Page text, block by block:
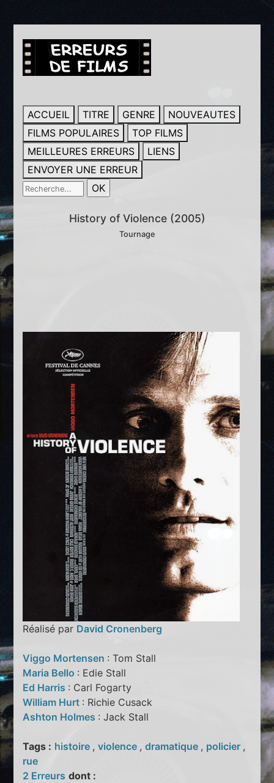
ACCUEIL TITRE GENRE
NOUVEAUTES
FILMS POPULAIRES
TOP FILMS
MEILLEURES ERREURS
LIENS
ENVOYER UNE ERREUR
History of Violence (2005)
Tournage
Réalisé par David Cronenberg
Viggo Mortensen : Tom Stall
Maria Bello : Edie Stall
Ed Harris : Carl Fogarty
William Hurt : Richie Cusack
Ashton Holmes : Jack Stall
Tags : histoire ,violence ,dramatique , policier ,
rue
2 Erreurs dont :